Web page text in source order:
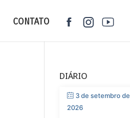
CONTATO
DIÁRIO
3 de setembro de
2026